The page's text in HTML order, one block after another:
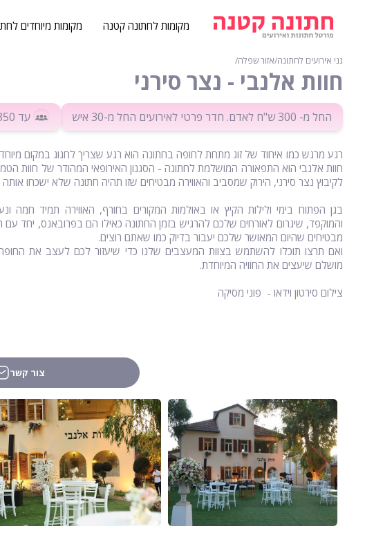
מקומות לחתונה קטנה מקומות מיוחדים
גני אירועים לחתונה∕אזור שפלה∕
חוות אלנבי - נצר סירני
החל מ- 300 ש"ח לאדם. חדר פרטי לאירועים החל מ-30 איש עד 350
רגע מרגש כמו איחוד של זוג מתחת לחופה בחתונה הוא רגע שצריך לחגוג במקום
חוות אלנבי הוא התפאורה המושלמת לחתונה - הסגנון האירופאי המהודר של חוות
לקיבוץ נצר סירני, הירוק שמסביב והאווירה מבטיחים שזו תהיה חתונה שלא ישכחו
בגן הפתוח בימי ולילות הקיץ או באולמות המקורים בחורף, האווירה תמיד חמה
והמוקפד, שיגרום לאורחים שלכם להרגיש בזמן החתונה כאילו הם בפרובאנס, יחד עם
מבטיחים שהיום המאושר שלכם יעבור בדיוק כמו שאתם רוצים.
ואם תרצו תוכלו להשתמש בצוות המעצבים שלנו כדי שיעזור לכם לעצב את
מושלם שיעצים את החוויה המיוחדת.
צילום סירטון וידאו - פוני מסיקה
צור קשר